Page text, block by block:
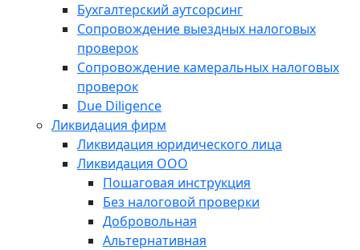
Бухгалтерский аутсорсинг
Сопровождение выездных налоговых
проверок
Сопровождение камеральных налоговых
проверок
Due Diligence
Ликвидация фирм
Ликвидация юридического лица
Ликвидация ООО
Пошаговая инструкция
Без налоговой проверки
Добровольная
Альтернативная